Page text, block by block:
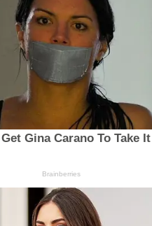
Gina Carano To Take It
Brainberries